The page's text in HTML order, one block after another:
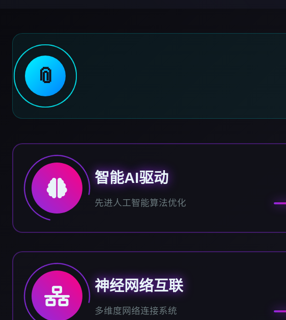
📎
智能AI驱动
先进人工智能算法优化
神经网络互联
多维度网络连接系统